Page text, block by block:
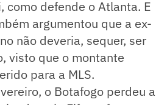
como defende o Atlanta. E
argumentou que a ex-
não deveria, sequer, ser
visto que o montante
para a MLS.
o Botafogo perdeu a